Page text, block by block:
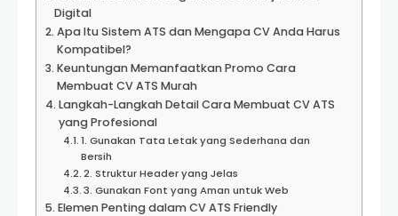
Digital
Apa Itu Sistem ATS dan Mengapa CV Anda Harus
Kompatibel?
Keuntungan Memanfaatkan Promo Cara
Membuat CV ATS Murah
Langkah-Langkah Detail Cara Membuat CV ATS
yang Profesional
1. Gunakan Tata Letak yang Sederhana dan
Bersih
2. Struktur Header yang Jelas
3. Gunakan Font yang Aman untuk Web
Elemen Penting dalam CV ATS Friendly